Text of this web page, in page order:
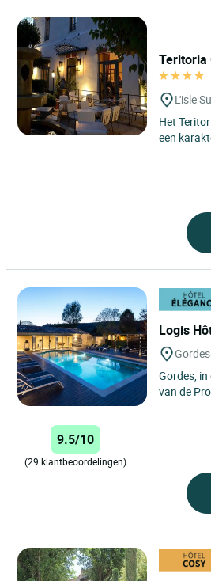
Teritoria
L'isle
Het
een
Logis
Gordes
Gordes,
van de
9.5/10
(29 klantbeoordelingen)